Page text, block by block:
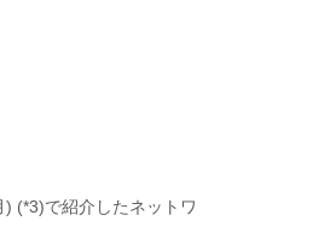
(*3)で紹介したネットワ